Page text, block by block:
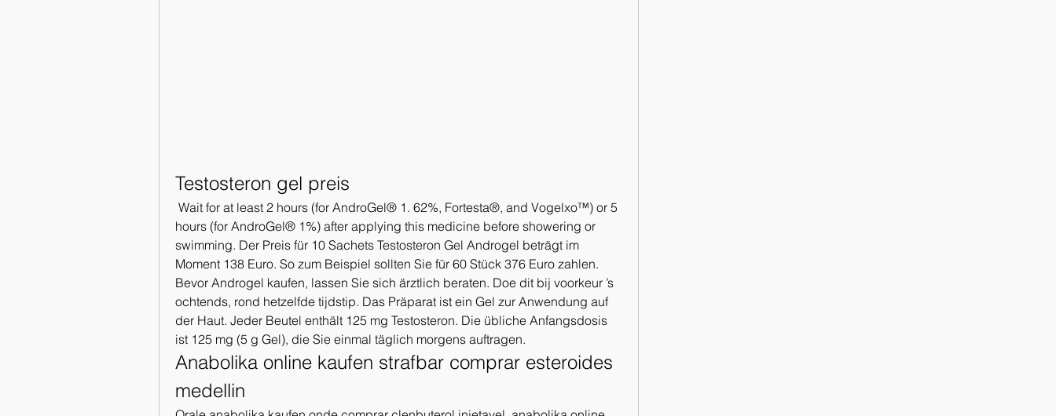
Testosteron gel preis
hours (for AndroGel® 1%) after applying this medicine before showering or
swimming. Der Preis für 10 Sachets Testosteron Gel Androgel beträgt im
Moment 138 Euro. So zum Beispiel sollten Sie für 60 Stück 376 Euro zahlen.
Bevor Androgel kaufen, lassen Sie sich ärztlich beraten. Doe dit bij voorkeur ’s
ochtends, rond hetzelfde tijdstip. Das Präparat ist ein Gel zur Anwendung auf
der Haut. Jeder Beutel enthält 125 mg Testosteron. Die übliche Anfangsdosis
ist 125 mg (5 g Gel), die Sie einmal täglich morgens auftragen.
Anabolika online kaufen strafbar comprar esteroides
medellin